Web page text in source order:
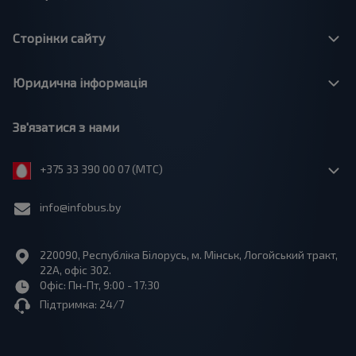
Сторінки сайту
Юридична інформація
Зв'язатися з нами
+375 33 390 00 07 (МТС)
info@infobus.by
220090, Республіка Білорусь, м. Мінськ, Логойський тракт,
22А, офіс 302.
Офіс: Пн-Пт, 9:00 - 17:30
Підтримка: 24/7